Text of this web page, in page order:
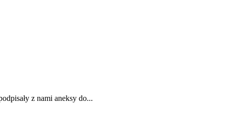
z nami aneksy do...